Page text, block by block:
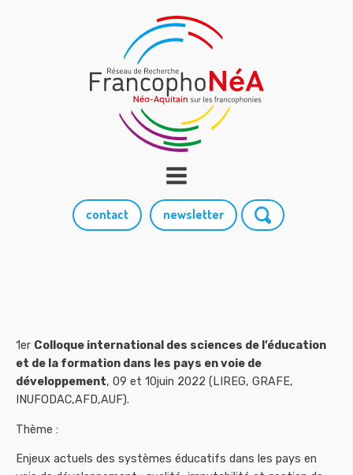
contact newsletter
1er Colloque international des sciences de l’éducation
et de la formation dans les pays en voie de
développement, 09 et 10juin 2022 (LIREG, GRAFE,
INUFODAC,AFD,AUF).
Thème :
Enjeux actuels des systèmes éducatifs dans les pays en